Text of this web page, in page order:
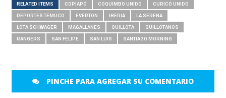
RELATED ITEMS COPIAPÓ COQUIMBO UNIDO CURICÓ UNIDO
DEPORTES TEMUCO EVERTON IBERIA LA SERENA
LOTA SCHWAGER MAGALLANES QUILLOTA QUILLOTANOS
RANGERS SAN FELIPE SAN LUIS SANTIAGO MORNING
PINCHE PARA AGREGAR SU COMENTARIO